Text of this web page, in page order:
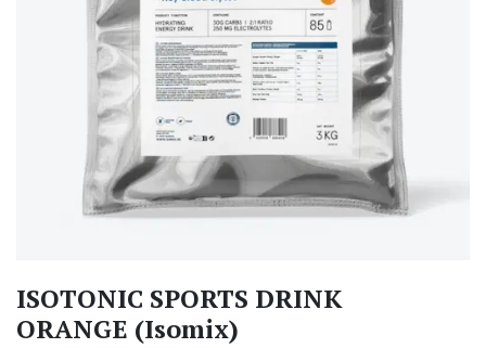
ISOTONIC SPORTS DRINK
ORANGE (Isomix)